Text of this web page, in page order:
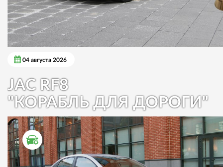
04 августа 2026
JAC RF8
"КОРАБЛЬ ДЛЯ ДОРОГИ"
ТЕСТ ДРАЙВ